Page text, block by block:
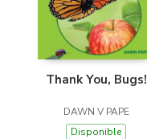
Thank You, Bugs!
DAWN V PAPE
Disponible